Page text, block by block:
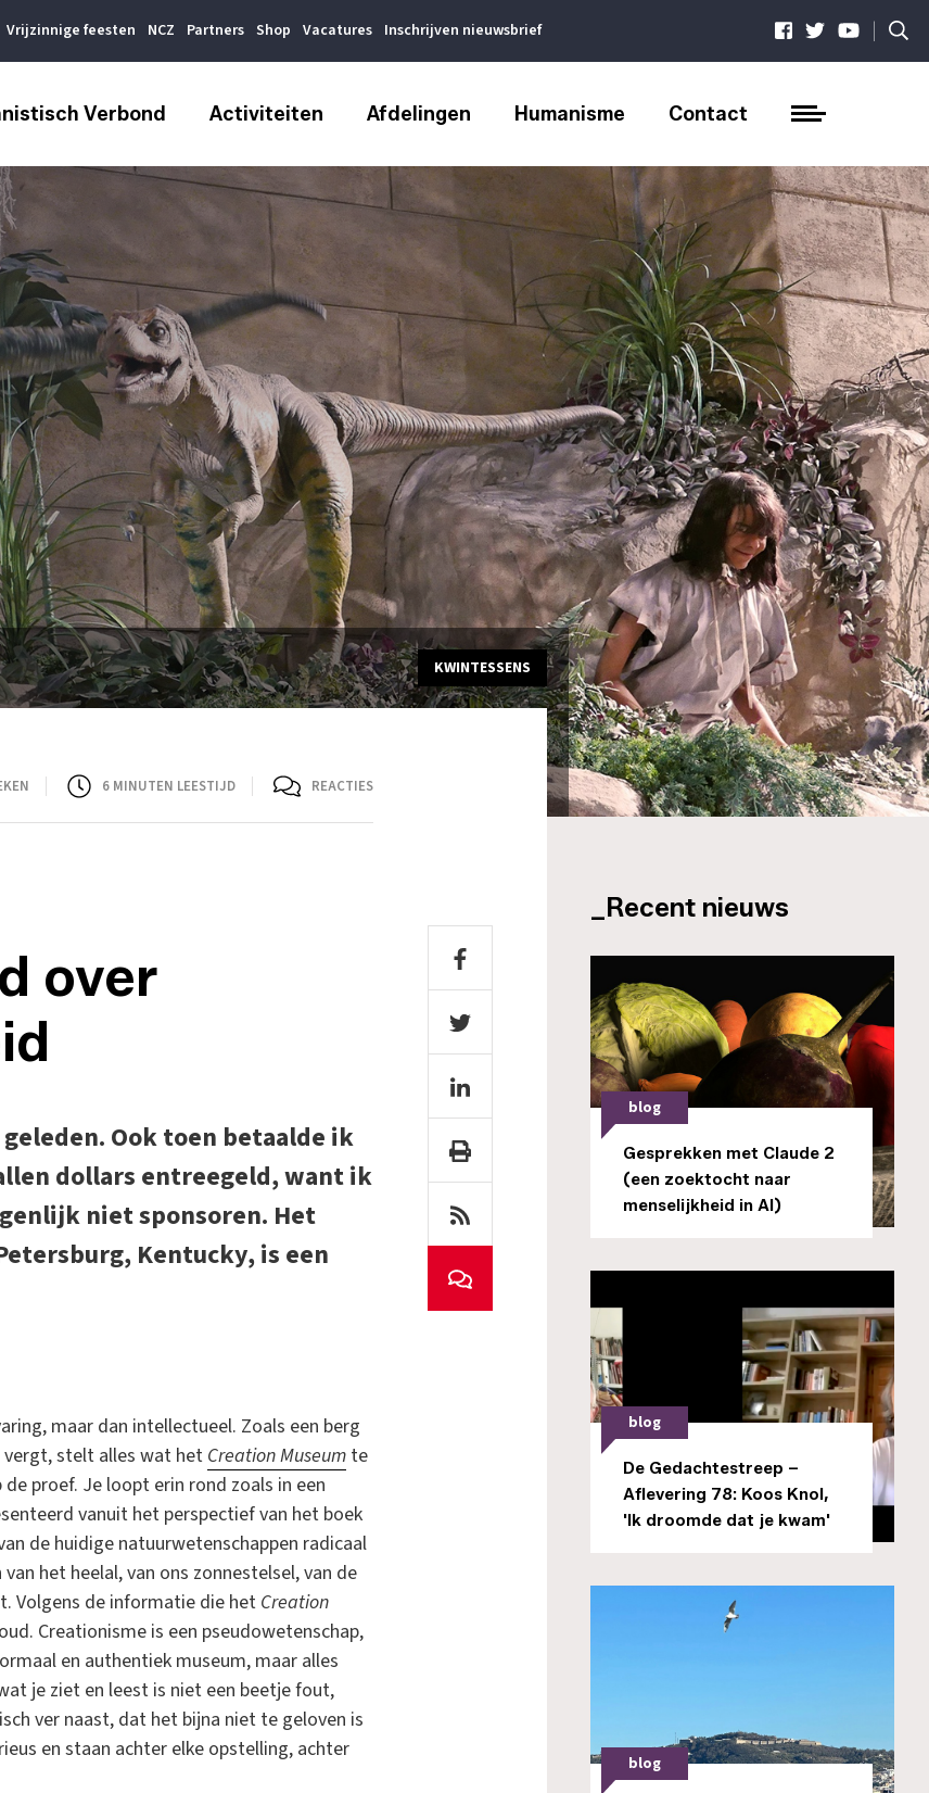
Vrijzinnige feesten NCZ Partners Shop Vacatures Inschrijven nieuwsbrief |
Verbond Activiteiten Afdelingen Humanisme Contact
KWINTESSENS
6 MINUTEN LEESTIJD REACTIES
over
Ook toen betaalde ik
dollars entreegeld, want ik
niet sponsoren. Het
Kentucky, is een
maar dan intellectueel. Zoals een berg
vergt, stelt alles wat het Creation Museum te
proef. Je loopt erin rond zoals in een
vanuit het perspectief van het boek
de huidige natuurwetenschappen radicaal
het heelal, van ons zonnestelsel, van de
Volgens de informatie die het Creation
Creationisme is een pseudowetenschap,
en authentiek museum, maar alles
je ziet en leest is niet een beetje fout,
ver naast, dat het bijna niet te geloven is
en staan achter elke opstelling, achter
_Recent nieuws
blog
Gesprekken met Claude 2
(een zoektocht naar
menselijkheid in AI)
blog
De Gedachtestreep –
Aflevering 78: Koos Knol,
'Ik droomde dat je kwam'
blog